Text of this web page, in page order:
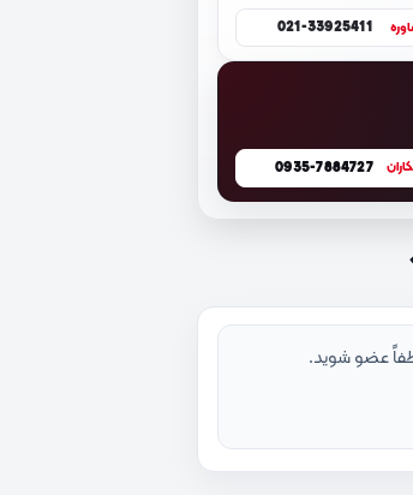
021-33925411
0935-7884727
عضو شوید.